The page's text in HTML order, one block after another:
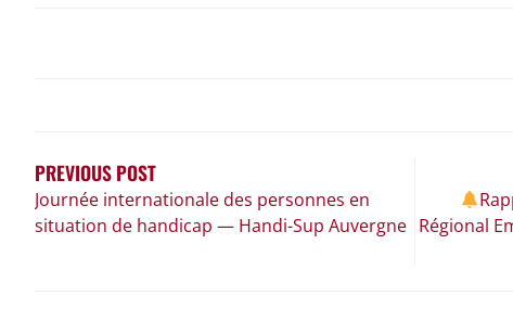
L’ARTICLE
PREVIOUS POST
Journée internationale des personnes en
situation de handicap — Handi-Sup Auvergne Régional